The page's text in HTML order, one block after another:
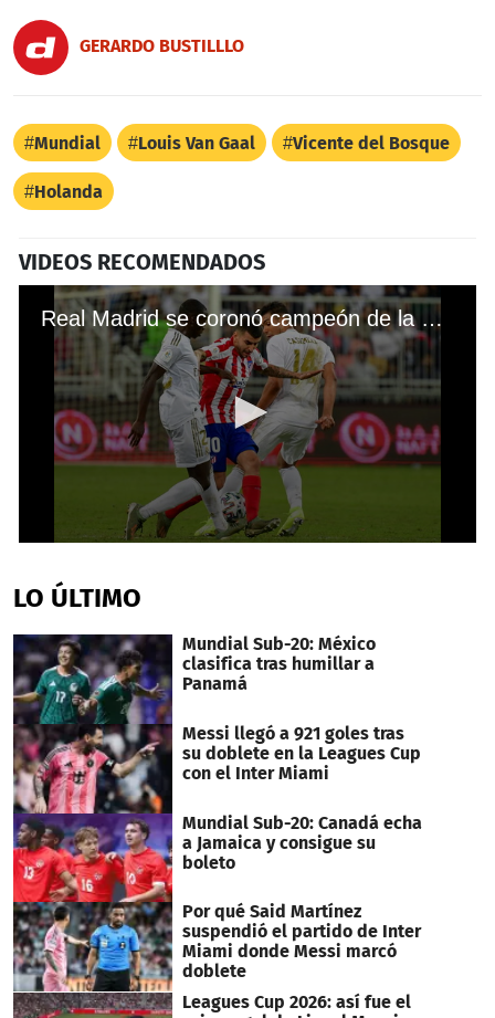
GERARDO BUSTILLLO
Mundial Louis Van Gaal Vicente del Bosque
Holanda
VIDEOS RECOMENDADOS
Real Madrid se coronó campeón de la Supercopa de España tras derrotar al Atlético en los penales
of
52
LO ÚLTIMO
Mundial Sub-20: México
clasifica tras humillar a
Panamá
Messi llegó a 921 goles tras
su doblete en la Leagues Cup
con el Inter Miami
Mundial Sub-20: Canadá echa
a Jamaica y consigue su
boleto
Por qué Said Martínez
suspendió el partido de Inter
Miami donde Messi marcó
doblete
Leagues Cup 2026: así fue el